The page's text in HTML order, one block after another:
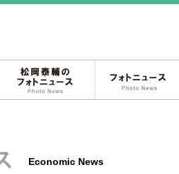
ニュース
Economic News